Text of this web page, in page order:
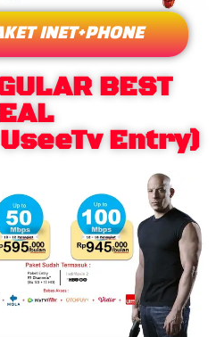
INET+PHONE
BEST
Entry)